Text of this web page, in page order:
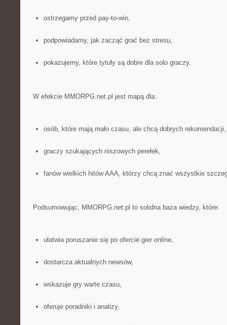
ostrzegamy przed pay-to-win,
podpowiadamy, jak zacząć grać bez stresu,
pokazujemy, które tytuły są dobre dla solo graczy.
W efekcie MMORPG.net.pl jest mapą dla:
osób, które mają mało czasu, ale chcą dobrych rekomendacji,
graczy szukających niszowych perełek,
fanów wielkich hitów AAA, którzy chcą znać wszystkie
Podsumowując, MMORPG.net.pl to solidna baza wiedzy, które:
ułatwia poruszanie się po ofercie gier online,
dostarcza aktualnych newsów,
wskazuje gry warte czasu,
oferuje poradniki i analizy,